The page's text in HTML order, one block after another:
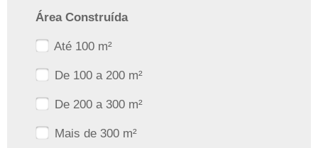
Área Construída
Até 100 m²
De 100 a 200 m²
De 200 a 300 m²
Mais de 300 m²